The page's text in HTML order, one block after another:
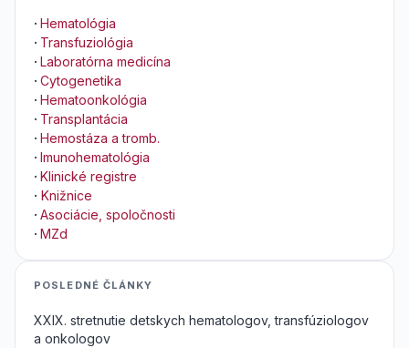
· Hematológia
· Transfuziológia
· Laboratórna medicína
· Cytogenetika
· Hematoonkológia
· Transplantácia
· Hemostáza a tromb.
· Imunohematológia
· Klinické registre
· Knižnice
· Asociácie, spoločnosti
· MZd
POSLEDNÉ ČLÁNKY
XXIX. stretnutie detskych hematologov, transfúziologov
a onkologov